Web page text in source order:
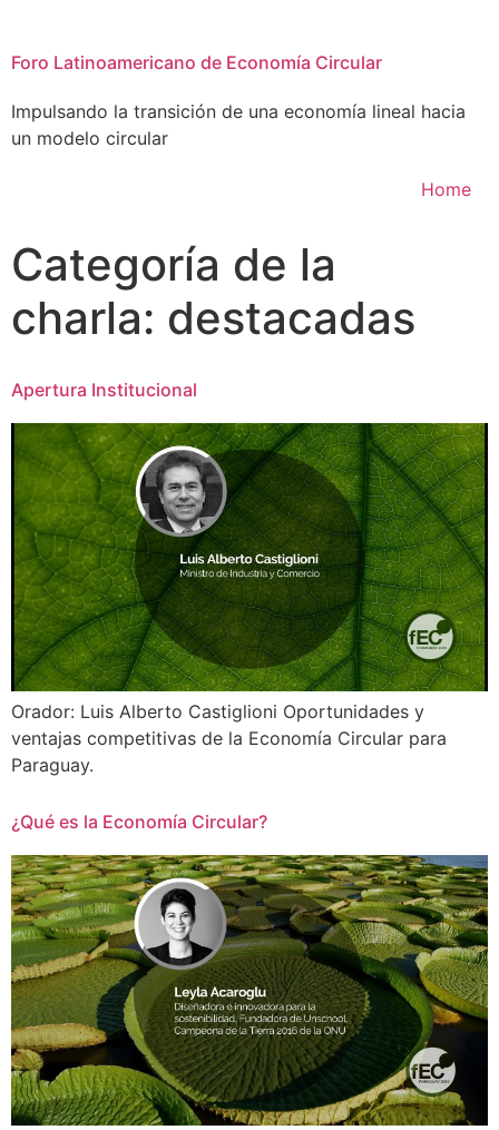
Foro Latinoamericano de Economía Circular
Impulsando la transición de una economía lineal hacia
un modelo circular
Home
Categoría de la
charla: destacadas
Apertura Institucional
Orador: Luis Alberto Castiglioni Oportunidades y
ventajas competitivas de la Economía Circular para
Paraguay.
¿Qué es la Economía Circular?